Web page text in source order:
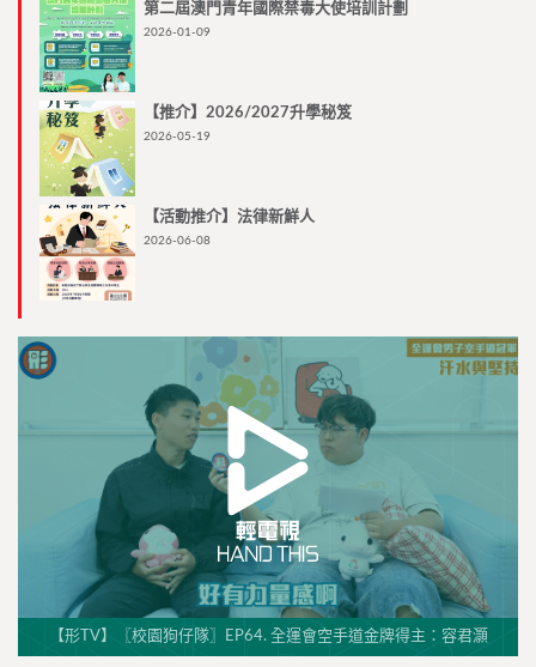
第二屆澳門青年國際禁毒大使培訓計劃
2026-01-09
【推介】2026/2027升學秘笈
2026-05-19
【活動推介】法律新鮮人
2026-06-08
【形TV】〖校園狗仔隊〗EP64. 全運會空手道金牌得主：容君灝